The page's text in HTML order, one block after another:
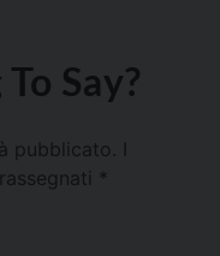
Say?
pubblicato.
*